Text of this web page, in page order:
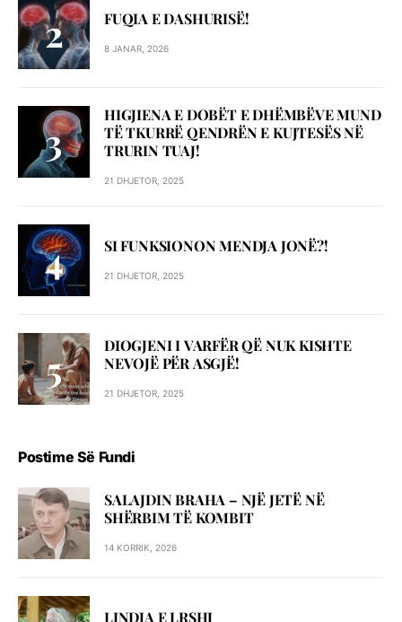
FUQIA E DASHURISË!
8 JANAR, 2026
HIGJIENA E DOBËT E DHËMBËVE MUND
TË TKURRË QENDRËN E KUJTESËS NË
TRURIN TUAJ!
21 DHJETOR, 2025
SI FUNKSIONON MENDJA JONË?!
21 DHJETOR, 2025
DIOGJENI I VARFËR QË NUK KISHTE
NEVOJË PËR ASGJË!
21 DHJETOR, 2025
Postime Së Fundi
SALAJDIN BRAHA – NJЁ JETЁ NЁ
SHЁRBIM TЁ KOMBIT
14 KORRIK, 2026
LINDJA E LRSHJ